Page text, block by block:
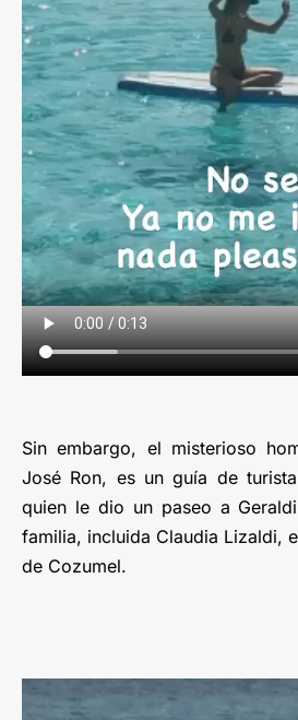
Sin embargo, el misterioso
José Ron, es un guía de
quien le dio un paseo a
familia, incluida Claudia Lizaldi,
de Cozumel.